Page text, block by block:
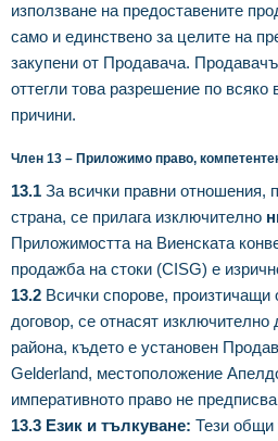
използване на предоставените
само и единствено за целите на
закупени от Продавача.
оттегли това разрешение по
причини.
Член 13 – Приложимо право,
13.1 За всички правни отношения,
страна, се прилага изключително
Приложимостта на Виенската
продажба на стоки (CISG) е
13.2 Всички спорове, произтичащи
договор, се отнасят
района, където е установен
Gelderland, местоположение
императивното право не
13.3 Език и тълкуване: Тези общи